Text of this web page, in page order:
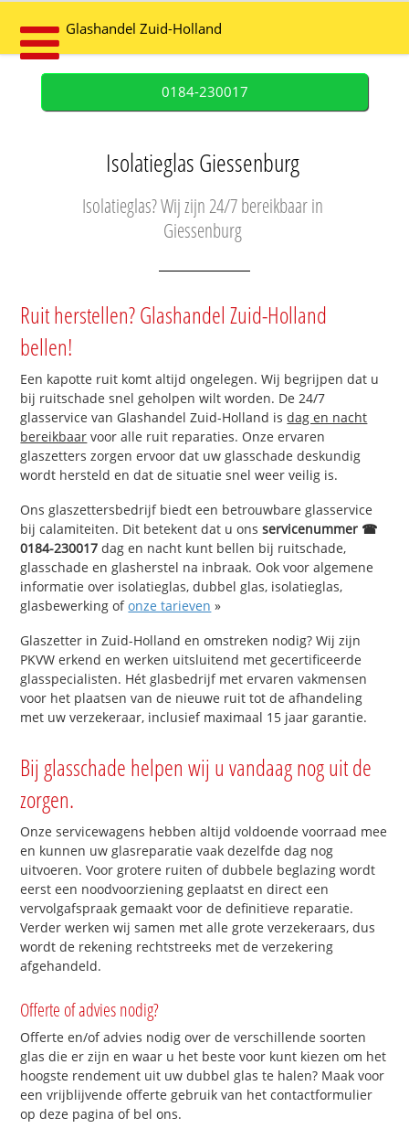
Glashandel Zuid-Holland
0184-230017
Isolatieglas Giessenburg
Isolatieglas? Wij zijn 24/7 bereikbaar in
Giessenburg
Ruit herstellen? Glashandel Zuid-Holland
bellen!
Een kapotte ruit komt altijd ongelegen. Wij begrijpen dat u
bij ruitschade snel geholpen wilt worden. De 24/7
glasservice van Glashandel Zuid-Holland isdag en nacht
bereikbaar voor alle ruit reparaties. Onze ervaren
glaszetters zorgen ervoor dat uw glasschade deskundig
wordt hersteld en dat de situatie snel weer veilig is.
Ons glaszettersbedrijf biedt een betrouwbare glasservice
bij calamiteiten. Dit betekent dat u onsservicenummer ☎
0184-230017 dag en nacht kunt bellen bij ruitschade,
glasschade en glasherstel na inbraak. Ook voor algemene
informatie over isolatieglas, dubbel glas, isolatieglas,
glasbewerking ofonze tarieven »
Glaszetter in Zuid-Holland en omstreken nodig? Wij zijn
PKVW erkend en werken uitsluitend met gecertificeerde
glasspecialisten. Hét glasbedrijf met ervaren vakmensen
voor het plaatsen van de nieuwe ruit tot de afhandeling
met uw verzekeraar, inclusief maximaal 15 jaar garantie.
Bij glasschade helpen wij u vandaag nog uit de
zorgen.
Onze servicewagens hebben altijd voldoende voorraad mee
en kunnen uw glasreparatie vaak dezelfde dag nog
uitvoeren. Voor grotere ruiten of dubbele beglazing wordt
eerst een noodvoorziening geplaatst en direct een
vervolgafspraak gemaakt voor de definitieve reparatie.
Verder werken wij samen met alle grote verzekeraars, dus
wordt de rekening rechtstreeks met de verzekering
afgehandeld.
Offerte of advies nodig?
Offerte en/of advies nodig over de verschillende soorten
glas die er zijn en waar u het beste voor kunt kiezen om het
hoogste rendement uit uw dubbel glas te halen? Maak voor
een vrijblijvende offerte gebruik van het contactformulier
op deze pagina of bel ons.